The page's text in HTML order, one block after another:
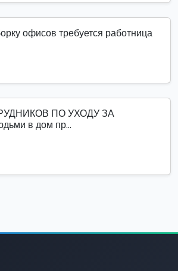
офисов требуется работница
ПО УХОДУ ЗА
в дом пр...